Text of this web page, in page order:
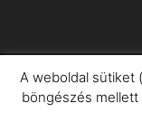
A weboldal sütiket
böngészés mellett